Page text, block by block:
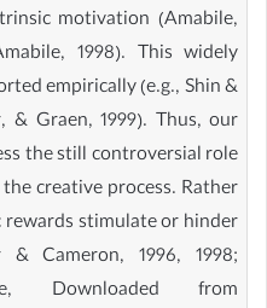
motivation (Amabile,
1998). This widely
empirically (e.g., Shin &
& Graen, 1999). Thus, our
the still controversial role
creative process. Rather
stimulate or hinder
& Cameron, 1996, 1998;
Downloaded from